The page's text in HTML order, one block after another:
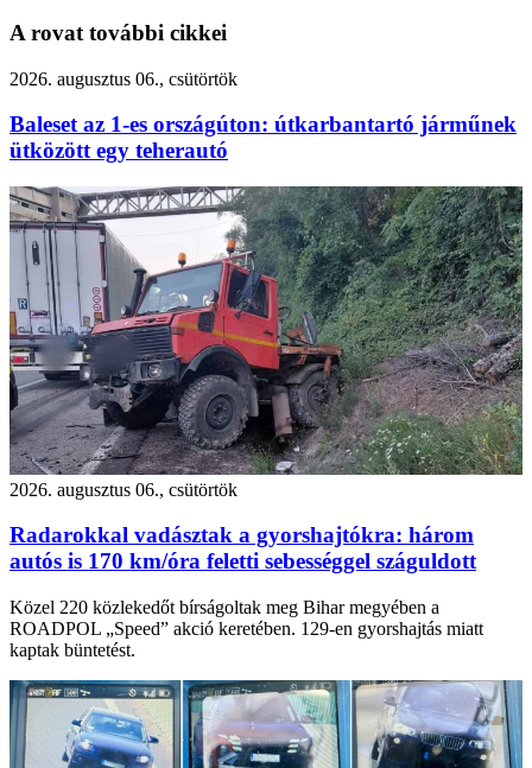
A rovat további cikkei
2026. augusztus 06., csütörtök
Baleset az 1-es országúton: útkarbantartó járműnek
ütközött egy teherautó
2026. augusztus 06., csütörtök
Radarokkal vadásztak a gyorshajtókra: három
autós is 170 km/óra feletti sebességgel száguldott
Közel 220 közlekedőt bírságoltak meg Bihar megyében a
ROADPOL „Speed” akció keretében. 129-en gyorshajtás miatt
kaptak büntetést.